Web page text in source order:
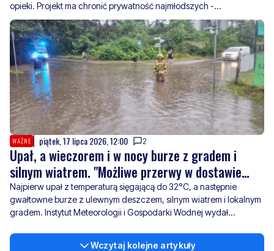
opieki. Projekt ma chronić prywatność najmłodszych -
sprawdzamy jak takie rozwiązanie wdrażają placówki w okolicy.
WAŻNE piątek, 17 lipca 2026, 12:00 2
Upał, a wieczorem i w nocy burze z gradem i
silnym wiatrem. "Możliwe przerwy w dostawie
prądu"
Najpierw upał z temperaturą sięgającą do 32°C, a następnie
gwałtowne burze z ulewnym deszczem, silnym wiatrem i lokalnym
gradem. Instytut Meteorologii i Gospodarki Wodnej wydał
Wczytaj kolejne artykuły